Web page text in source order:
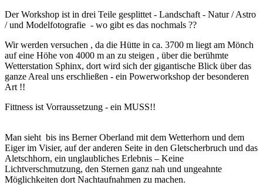
Der Workshop ist in drei Teile gesplittet - Landschaft - Natur / Astro
/ und Modelfotografie - wo gibt es das nochmals ??
Wir werden versuchen , da die Hütte in ca. 3700 m liegt am Mönch
auf eine Höhe von 4000 m an zu steigen , über die berühmte
Wetterstation Sphinx, dort wird sich der gigantische Blick über das
ganze Areal uns erschließen - ein Powerworkshop der besonderen
Art !!
Fittness ist Vorraussetzung - ein MUSS!!
Man sieht bis ins Berner Oberland mit dem Wetterhorn und dem
Eiger im Visier, auf der anderen Seite in den Gletscherbruch und das
Aletschhorn, ein unglaubliches Erlebnis – Keine
Lichtverschmutzung, den Sternen ganz nah und ungeahnte
Möglichkeiten dort Nachtaufnahmen zu machen.